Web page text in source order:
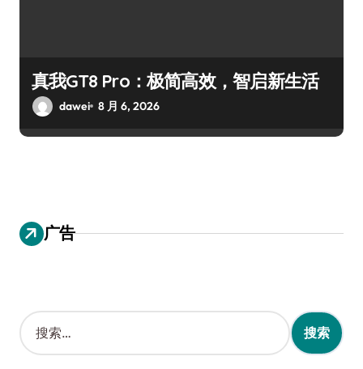
真我GT8 Pro：极简高效，智启新生活
dawei 8 月 6, 2026
广告
搜
索
：